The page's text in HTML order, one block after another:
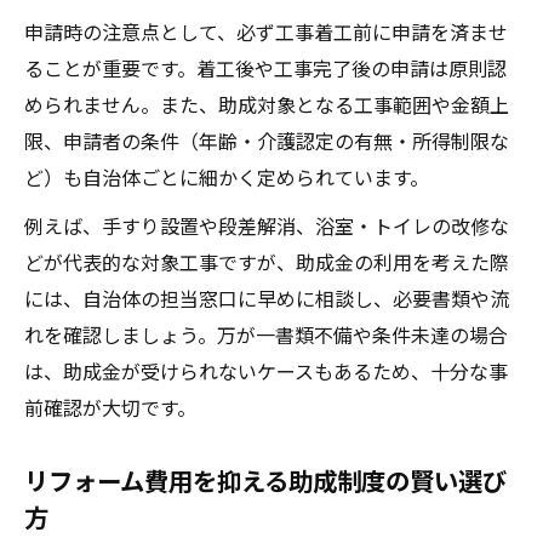
申請時の注意点として、必ず工事着工前に申請を済ませ
ることが重要です。着工後や工事完了後の申請は原則認
められません。また、助成対象となる工事範囲や金額上
限、申請者の条件（年齢・介護認定の有無・所得制限な
ど）も自治体ごとに細かく定められています。
例えば、手すり設置や段差解消、浴室・トイレの改修な
どが代表的な対象工事ですが、助成金の利用を考えた際
には、自治体の担当窓口に早めに相談し、必要書類や流
れを確認しましょう。万が一書類不備や条件未達の場合
は、助成金が受けられないケースもあるため、十分な事
前確認が大切です。
リフォーム費用を抑える助成制度の賢い選び
方